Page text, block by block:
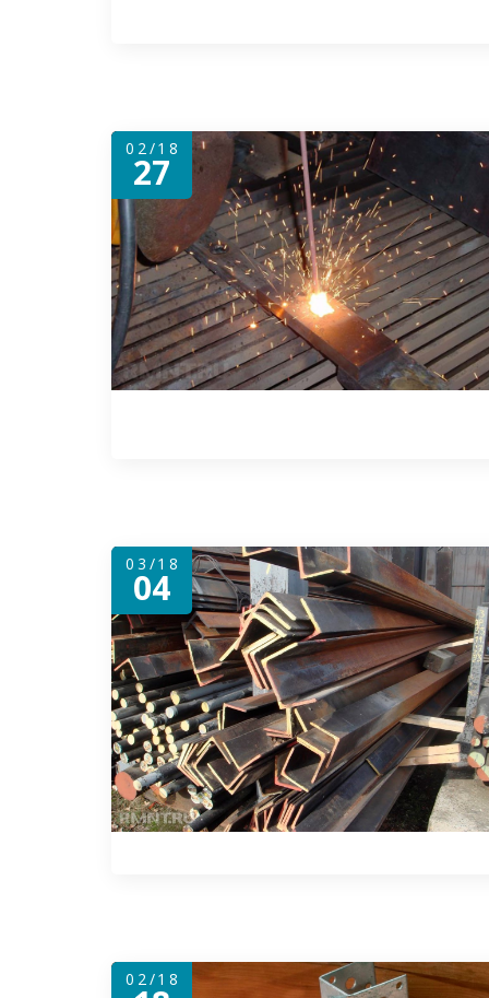
02/18
27
03/18
04
02/18